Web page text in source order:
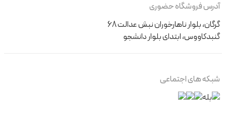
آدرس فروشگاه حضوری
گرگان، بلوار ناهارخوران نبش عدالت 68
گنبدکاووس، ابتدای بلوار دانشجو
شبکه های اجتماعی